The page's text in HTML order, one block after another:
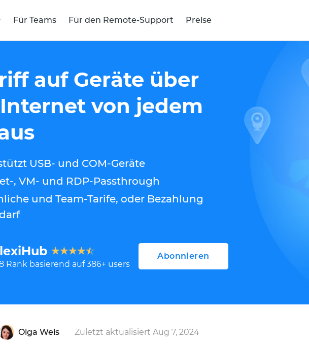
Für Teams Für den Remote-Support Preise
auf Geräte über
von jedem
USB- und COM-Geräte
, VM- und RDP-Passthrough
und Team-Tarife, oder Bezahlung
Rank basierend auf386+ users
Abonnieren
Olga Weis Zuletzt aktualisiert Aug 7, 2024